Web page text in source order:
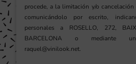
procede, a la limitación y/o
comunicándolo por escrito,
personales a ROSELLO, 272,
BARCELONA o mediante
raquel@vinilook.net.